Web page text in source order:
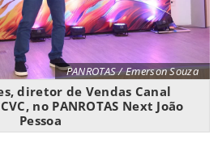
PANROTAS / Emerson Souza
diretor de Vendas Canal
no PANROTAS Next João
Pessoa